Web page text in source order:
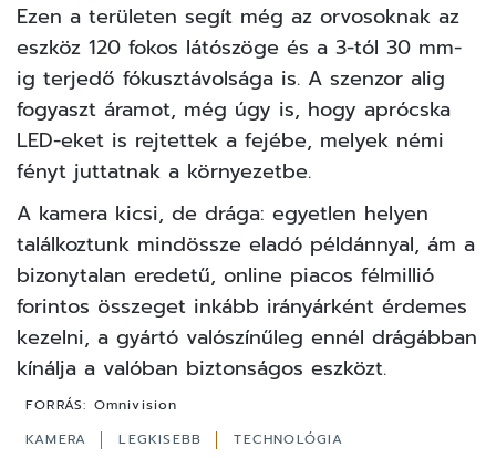
Ezen a területen segít még az orvosoknak az
eszköz 120 fokos látószöge és a 3-tól 30 mm-
ig terjedő fókusztávolsága is. A szenzor alig
fogyaszt áramot, még úgy is, hogy aprócska
LED-eket is rejtettek a fejébe, melyek némi
fényt juttatnak a környezetbe.
A kamera kicsi, de drága: egyetlen helyen
találkoztunk mindössze eladó példánnyal, ám a
bizonytalan eredetű, online piacos félmillió
forintos összeget inkább irányárként érdemes
kezelni, a gyártó valószínűleg ennél drágábban
kínálja a valóban biztonságos eszközt.
FORRÁS: Omnivision
KAMERA
LEGKISEBB TECHNOLÓGIA